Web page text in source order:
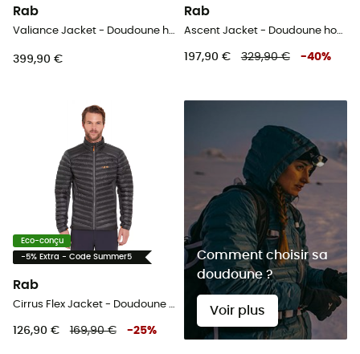
Rab
Valiance Jacket - Doudoune homme
399,90 €
Rab
Ascent Jacket - Doudoune homme
197,90 € 329,90 € -40%
Eco-conçu
-5% Extra - Code Summer5
Rab
Cirrus Flex Jacket - Doudoune homme
126,90 € 169,90 € -25%
Comment choisir sa
doudoune ?
Voir plus